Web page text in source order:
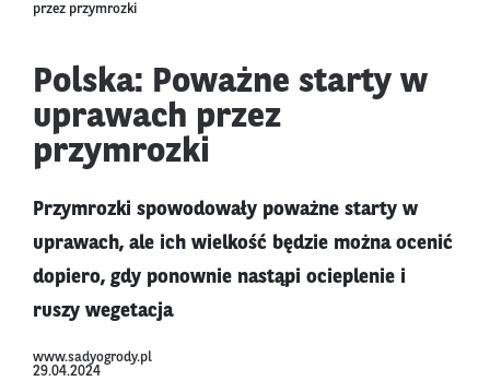
przez przymrozki
Polska: Poważne starty w
uprawach przez
przymrozki
Przymrozki spowodowały poważne starty w
uprawach, ale ich wielkość będzie można ocenić
dopiero, gdy ponownie nastąpi ocieplenie i
ruszy wegetacja
www.sadyogrody.pl
29.04.2024